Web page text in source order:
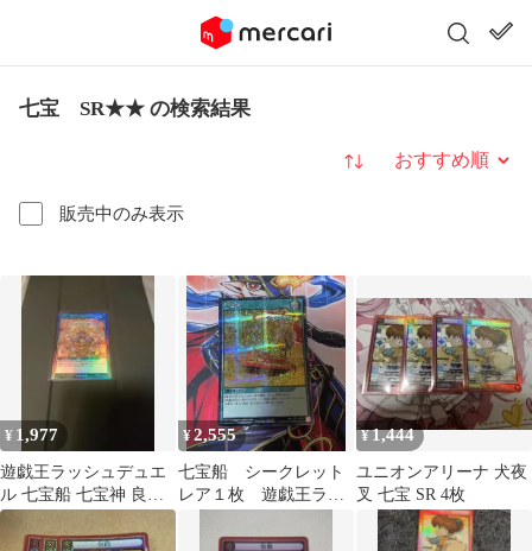
七宝 SR★★ の検索結果
販売中のみ表示
並び替え
¥ 1,977
遊戯王ラッシュデュエ
ル 七宝船 七宝神 良財
絵違い プロモ SR
¥2,555
七宝船 シークレット
レア１枚 遊戯王ラッ
¥1,444
ユニオンアリーナ 犬夜
叉 七宝 SR 4枚